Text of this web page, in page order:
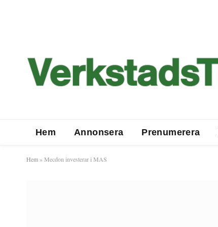
Hem Annonsera Prenumerera
Hem » Mecdon investerar i MAS